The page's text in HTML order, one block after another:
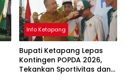
Info Ketapang
Bupati Ketapang Lepas
Kontingen POPDA 2026,
Tekankan Sportivitas dan